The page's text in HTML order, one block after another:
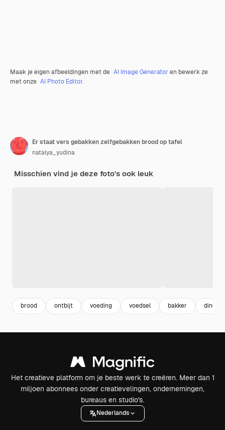
Maak je eigen afbeeldingen met de AI Image Generator en bewerk ze
met onze AI Photo Editor.
Er staat vers gebakken zelfgebakken brood op tafel
natalya_yudina
Misschien vind je deze foto's ook leuk
brood ontbijt voeding voedsel bakker diner
Het creatieve platform om je beste werk te creëren. Meer dan 1
miljoen abonnees onder creatievelingen, ondernemingen,
bureaus en studio's.
Nederlands